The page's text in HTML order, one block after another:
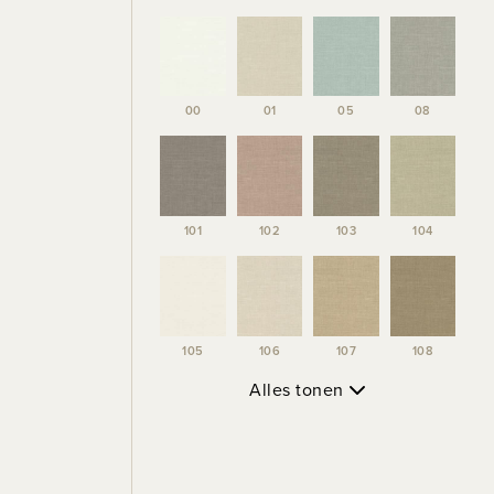
00 01 05 08
101 102 103 104
105 106 107 108
Alles tonen